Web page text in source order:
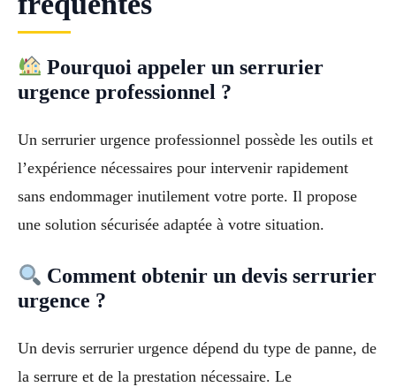
Pourquoi appeler un serrurier
urgence professionnel ?
Un serrurier urgence professionnel possède les outils et
l’expérience nécessaires pour intervenir rapidement
sans endommager inutilement votre porte. Il propose
une solution sécurisée adaptée à votre situation.
Comment obtenir un devis serrurier
urgence ?
Un devis serrurier urgence dépend du type de panne, de
la serrure et de la prestation nécessaire. Le